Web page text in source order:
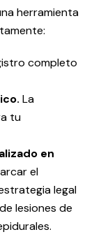
herramienta
completo
La
tu
en
el
legal
lesiones de